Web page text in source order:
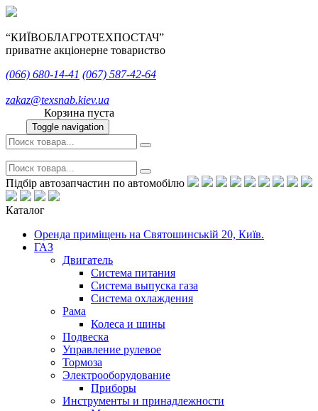
“КИЇВОБЛАГРОТЕХПОСТАЧ”
приватне акціонерне товариство
(066) 680-14-41 (067) 587-42-64
zakaz@texsnab.kiev.ua
Корзина пуста
Toggle navigation
Підбір автозапчастин по автомобілю
Каталог
Оренда приміщень на Святошинській 20, Київ.
ГАЗ
Двигатель
Система питания
Система выпуска газа
Система охлаждения
Рама
Колеса и шины
Подвеска
Управление рулевое
Тормоза
Электрооборудование
Приборы
Инструменты и принадлежности